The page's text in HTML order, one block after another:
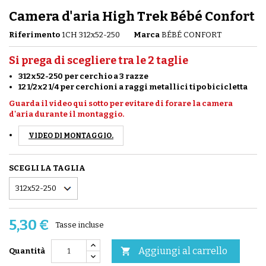
Camera d'aria High Trek Bébé Confort
Riferimento 1CH 312x52-250 Marca BÉBÉ CONFORT
Si prega di scegliere tra le 2 taglie
312x52-250 per cerchio a 3 razze
12 1/2x2 1/4 per cerchioni a raggi metallici tipo bicicletta
Guarda il video qui sotto per evitare di forare la camera
d'aria durante il montaggio.
VIDEO DI MONTAGGIO.
SCEGLI LA TAGLIA
5,30 € Tasse incluse
Quantità  Aggiungi al carrello